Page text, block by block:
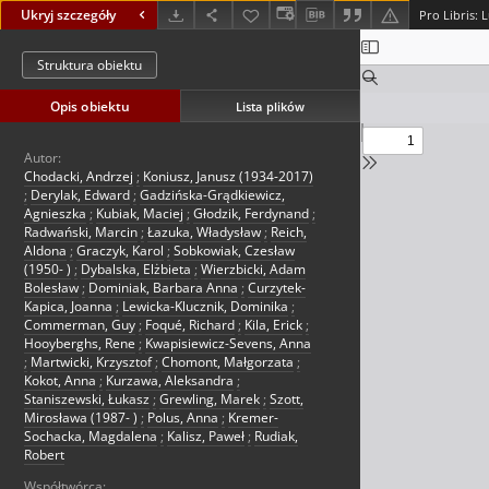
Ukryj szczegóły
Struktura obiektu
Opis obiektu Lista plików
Autor:
Chodacki, Andrzej ; Koniusz, Janusz (1934-2017)
; Derylak, Edward ; Gadzińska-Grądkiewicz,
Agnieszka ; Kubiak, Maciej ; Głodzik, Ferdynand ;
Radwański, Marcin ; Łazuka, Władysław ; Reich,
Aldona ; Graczyk, Karol ; Sobkowiak, Czesław
(1950- ) ; Dybalska, Elżbieta ; Wierzbicki, Adam
Bolesław ; Dominiak, Barbara Anna ; Curzytek-
Kapica, Joanna ; Lewicka-Klucznik, Dominika ;
Commerman, Guy ; Foqué, Richard ; Kila, Erick ;
Hooyberghs, Rene ; Kwapisiewicz-Sevens, Anna
; Martwicki, Krzysztof ; Chomont, Małgorzata ;
Kokot, Anna ; Kurzawa, Aleksandra ;
Staniszewski, Łukasz ; Grewling, Marek ; Szott,
Mirosława (1987- ) ; Polus, Anna ; Kremer-
Sochacka, Magdalena ; Kalisz, Paweł ; Rudiak,
Robert